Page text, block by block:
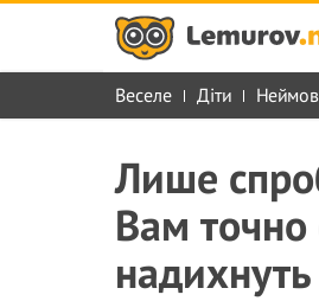
Веселе Діти
Лише
Вам точно
надихнуть